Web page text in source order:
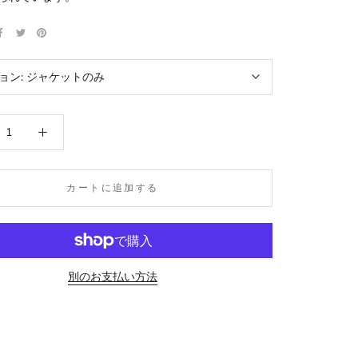
ン: ジャケットのみ
カートに追加する
別のお支払い方法